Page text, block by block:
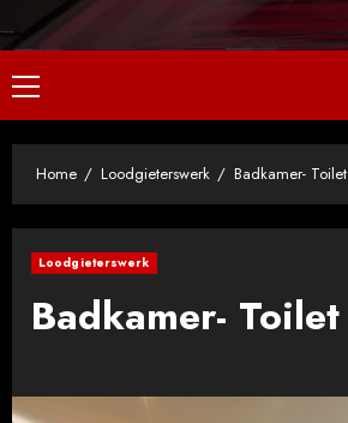
Primair
menu
Home Loodgieterswerk Badkamer- Toilet
Loodgieterswerk
Badkamer- Toilet